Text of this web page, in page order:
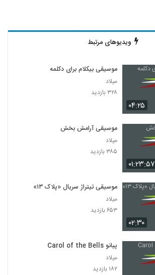
ویدیوهای مرتبط
۰۴:۲۵
موسیقی بیکلام برای دکلمه
میلاد
۳۲۸ بازدید
۰۱:۲۳:۵۷
موسیقی آرامش بخش
میلاد
۳۸۵ بازدید
۰۲:۳۰
موسیقی تیتراژ سریال «پلاک ۱۳»
میلاد
۶۵۳ بازدید
پیانو Carol of the Bells
میلاد
۱۸۲ بازدید